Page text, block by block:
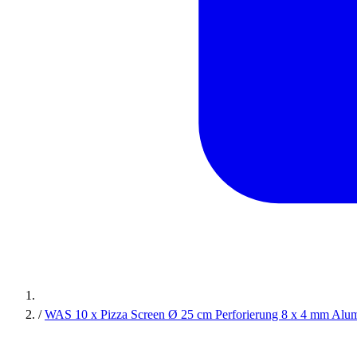
/ WAS 10 x Pizza Screen Ø 25 cm Perforierung 8 x 4 mm